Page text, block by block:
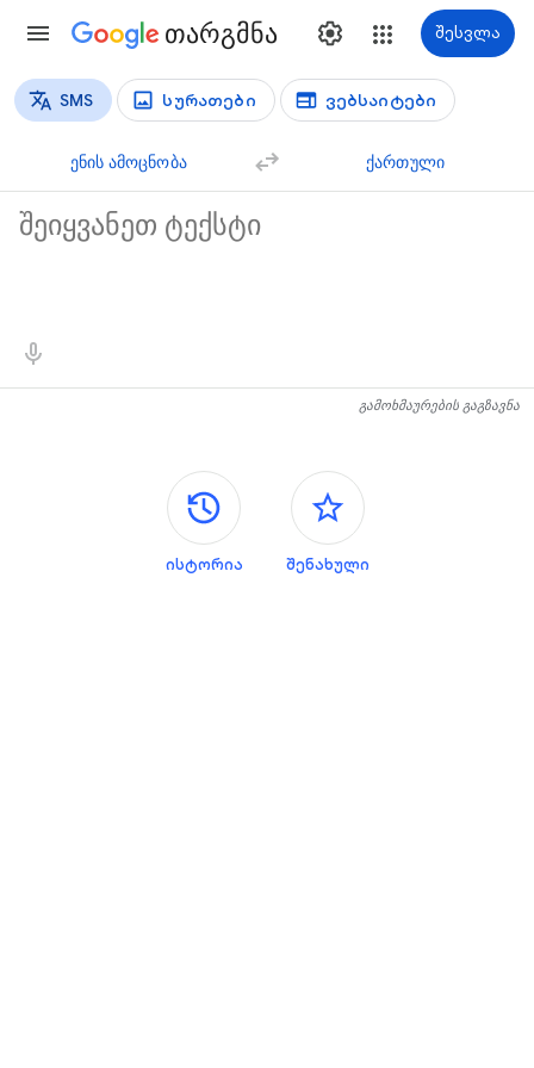
თარგმნა შესვლა
თარგმნის ტიპები
SMS სურათები ვებსაიტები
ენის ამოცნობა ქართული
გამოხმაურების გაგზავნა
გვერდითი პანელები
ისტორია შენახული